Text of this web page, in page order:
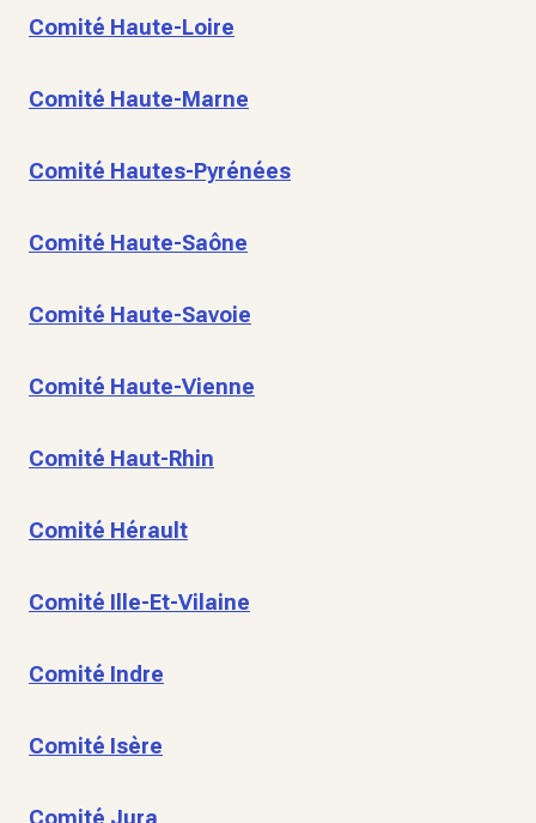
Comité Haute-Loire
Comité Haute-Marne
Comité Hautes-Pyrénées
Comité Haute-Saône
Comité Haute-Savoie
Comité Haute-Vienne
Comité Haut-Rhin
Comité Hérault
Comité Ille-Et-Vilaine
Comité Indre
Comité Isère
Comité Jura